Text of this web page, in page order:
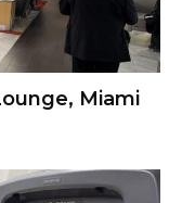
Miami